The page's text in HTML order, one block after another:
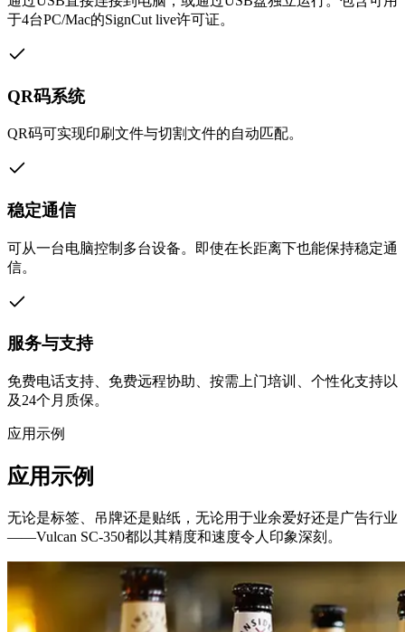
于4台PC/Mac的SignCut live许可证。
QR码系统
QR码可实现印刷文件与切割文件的自动匹配。
稳定通信
可从一台电脑控制多台设备。即使在长距离下也能保持稳定通
信。
服务与支持
免费电话支持、免费远程协助、按需上门培训、个性化支持以
及24个月质保。
应用示例
应用示例
无论是标签、吊牌还是贴纸，无论用于业余爱好还是广告行业
——Vulcan SC-350都以其精度和速度令人印象深刻。